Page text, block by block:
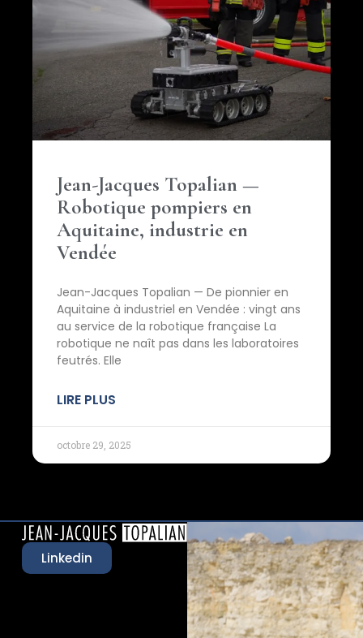
Jean-Jacques Topalian —
Robotique pompiers en
Aquitaine, industrie en
Vendée
Jean-Jacques Topalian — De pionnier en
Aquitaine à industriel en Vendée : vingt ans
au service de la robotique française La
robotique ne naît pas dans les laboratoires
feutrés. Elle
LIRE PLUS
octobre 29, 2025
Linkedin